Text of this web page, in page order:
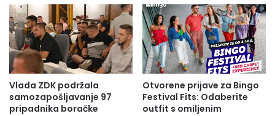
Vlada ZDK podržala
samozapošljavanje 97
pripadnika boračke
Otvorene prijave za Bingo
Festival Fits: Odaberite
outfit s omiljenim